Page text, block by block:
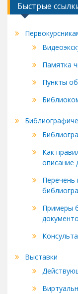
Быстрые
Памятка
Пункты
Как
описание
Перечень
Примеры
Выставки